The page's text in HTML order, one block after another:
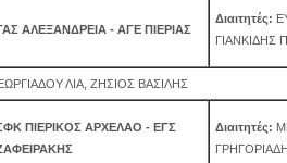
ΑΛΕΞΑΝΔΡΕΙΑ - ΑΓΕ ΠΙΕΡΙΑΣ
Διαιτητές:
ΓΙΑΝΚΙΔΗΣ
ΛΙΑ, ΖΗΣΙΟΣ ΒΑΣΙΛΗΣ
ΠΙΕΡΙΚΟΣ ΑΡΧΕΛΑΟ - ΕΓΣ
Διαιτητές: